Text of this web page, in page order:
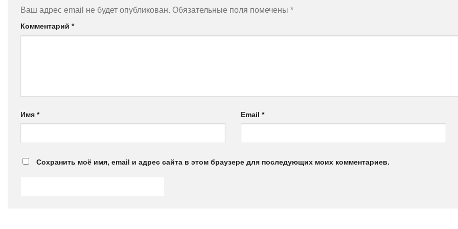
Ваш адрес email не будет опубликован. Обязательные поля помечены *
Комментарий *
Имя * Email*
Сохранить моё имя, email и адрес сайта в этом браузере для последующих моих комментариев.